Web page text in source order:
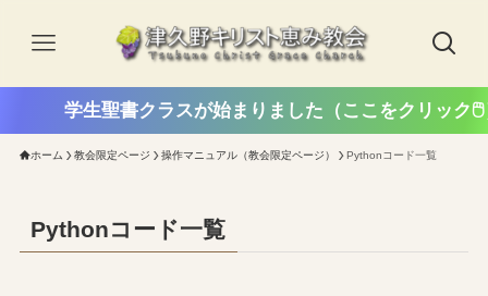
学生聖書クラスが始まりました（ここをクリック🖱️
ホーム 教会限定ページ 操作マニュアル（教会限定ページ） Pythonコード一覧
Pythonコード一覧